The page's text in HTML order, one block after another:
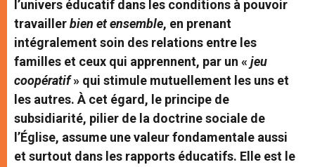
l’univers éducatif dans les conditions à pouvoir
travaillerbien et ensemble, en prenant
intégralement soin des relations entre les
familles et ceux qui apprennent, par un « jeu
coopératif» qui stimule mutuellement les uns et
les autres. À cet égard, le principe de
subsidiarité, pilier de la doctrine sociale de
l’Église, assume une valeur fondamentale aussi
et surtout dans les rapports éducatifs. Elle est le